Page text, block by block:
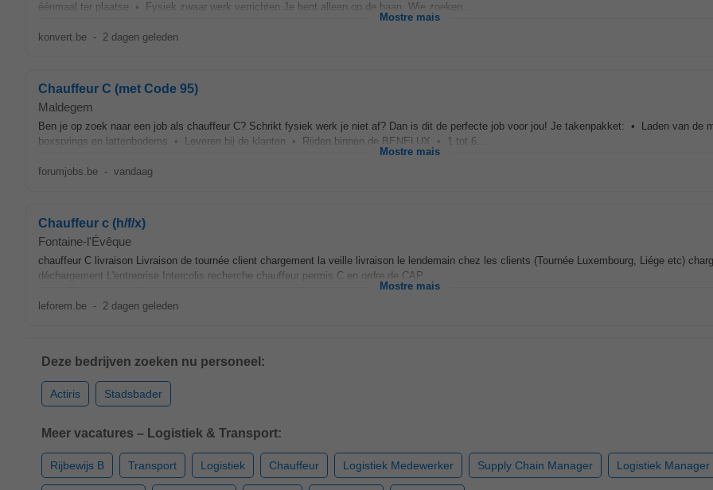
éénmaal ter plaatse • Fysiek zwaar werk verrichten Je bent alleen op de baan. Wie zoeken...
Mostre mais
konvert.be - 2 dagen geleden
Chauffeur C (met Code 95)
Maldegem
Ben je op zoek naar een job als chauffeur C? Schrikt fysiek werk je niet af? Dan is dit de perfecte job voor jou! Je takenpakket: • Laden van de
boxsprings en lattenbodems • Leveren bij de klanten • Rijden binnen de BENELUX • 1 tot 6...
Mostre mais
forumjobs.be - vandaag
Chauffeur c (h/f/x)
Fontaine-l'Évêque
chauffeur C livraison Livraison de tournée client chargement la veille livraison le lendemain chez les clients (Tournée Luxembourg, Liége etc)
déchargement L'entreprise Intercolis recherche chauffeur permis C en ordre de CAP
Mostre mais
leforem.be - 2 dagen geleden
Deze bedrijven zoeken nu personeel:
Actiris Stadsbader
Meer vacatures – Logistiek & Transport:
Rijbewijs B Transport Logistiek Chauffeur Logistiek Medewerker Supply Chain Manager Logistiek Manager